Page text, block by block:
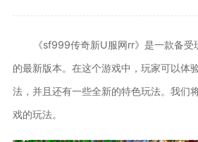
《sf999传奇新U服网rr》是一款备
的最新版本。在这个游戏中，玩家可以体
法，并且还有一些全新的特色玩法。我们
戏的玩法。